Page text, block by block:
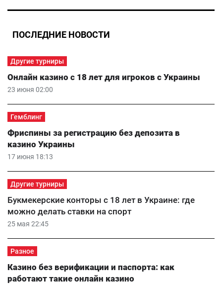
ПОСЛЕДНИЕ НОВОСТИ
Другие турниры
23 июня 02:00
Онлайн казино с 18 лет для игроков с Украины
Гемблинг
17 июня 18:13
Фриспины за регистрацию без депозита в
казино Украины
Другие турниры
25 мая 22:45
Букмекерские конторы с 18 лет в Украине: где
можно делать ставки на спорт
Разное
Казино без верификации и паспорта: как
работают такие онлайн казино